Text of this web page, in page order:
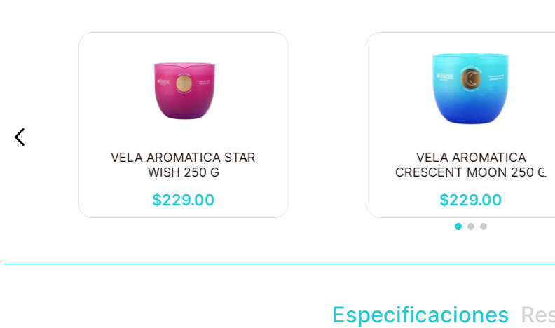
VELA AROMATICA STAR
WISH 250 G
$229.00
VELA AROMATICA
CRESCENT MOON 250 G
$229.00
Especificaciones